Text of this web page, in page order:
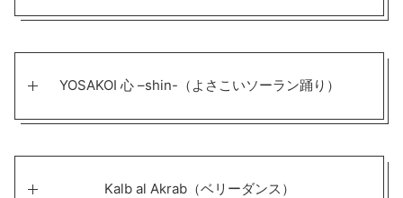
YOSAKOI 心 –shin-（よさこいソーラン踊り）
Kalb al Akrab（ベリーダンス）